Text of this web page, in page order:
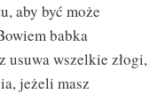
aby być może
babka
usuwa wszelkie złogi,
jeżeli masz